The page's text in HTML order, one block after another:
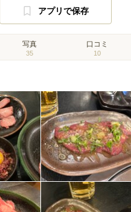
アプリで保存
写真
35
口コミ
10